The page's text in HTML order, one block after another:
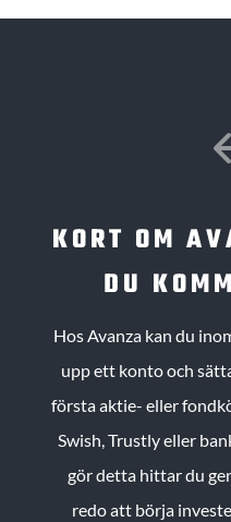
KORT OM
DU
Hos Avanza kan du
upp ett konto och
första aktie- eller
Swish, Trustly eller
gör detta hittar du
redo att börja